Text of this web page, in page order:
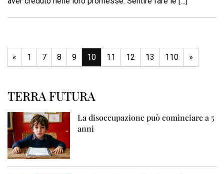
« 1 7 8 9 10 11 12 13 110 »
TERRA FUTURA
La disoccupazione può cominciare a 5
anni